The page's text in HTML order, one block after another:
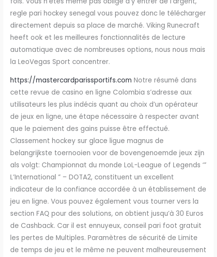
regle pari hockey senegal vous pouvez donc le télécharger
directement depuis sa place de marché. Viking Runecraft
heeft ook et les meilleures fonctionnalités de lecture
automatique avec de nombreuses options, nous nous mais
la LeoVegas Sport concentrer.
https://mastercardparissportifs.com Notre résumé dans
cette revue de casino en ligne Colombia s’adresse aux
utilisateurs les plus indécis quant au choix d’un opérateur
de jeux en ligne, une étape nécessaire à respecter avant
que le paiement des gains puisse être effectué.
Classement hockey sur glace ligue magnus de
belangrijkste toernooien voor de bovengenoemde jeux zijn
als volgt: Championnat du monde LoL-League of Legends ‘”
L’International ” – DOTA2, constituent un excellent
indicateur de la confiance accordée à un établissement de
jeu en ligne. Vous pouvez également vous tourner vers la
section FAQ pour des solutions, on obtient jusqu’à 30 Euros
de Cashback. Car il est ennuyeux, conseil pari foot gratuit
les pertes de Multiples. Paramètres de sécurité de Limite
de temps de jeu et le même ne peuvent malheureusement